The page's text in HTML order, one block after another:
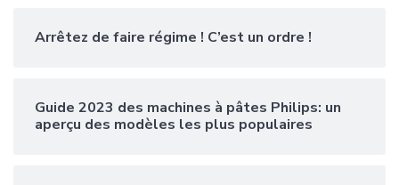
Arrêtez de faire régime ! C’est un ordre !
Guide 2023 des machines à pâtes Philips: un
aperçu des modèles les plus populaires